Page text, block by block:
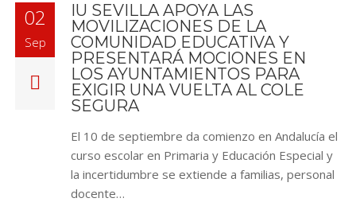
02
Sep
IU SEVILLA APOYA LAS
MOVILIZACIONES DE LA
COMUNIDAD EDUCATIVA Y
PRESENTARÁ MOCIONES EN
LOS AYUNTAMIENTOS PARA
EXIGIR UNA VUELTA AL COLE
SEGURA
El 10 de septiembre da comienzo en Andalucía el
curso escolar en Primaria y Educación Especial y
la incertidumbre se extiende a familias, personal
docente…